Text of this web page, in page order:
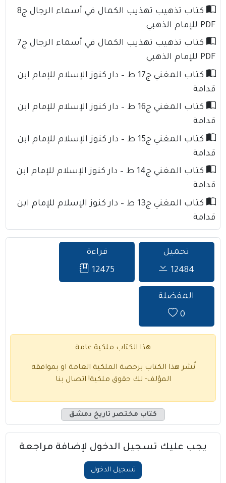
كتاب تذهيب تهذيب الكمال في أسماء الرجال ج8
PDF للإمام الذهبي
كتاب تذهيب تهذيب الكمال في أسماء الرجال ج7
PDF للإمام الذهبي
كتاب المغني ج17 ط – دار كنوز الإسلام للإمام ابن
قدامة
كتاب المغني ج16 ط – دار كنوز الإسلام للإمام ابن
قدامة
كتاب المغني ج15 ط – دار كنوز الإسلام للإمام ابن
قدامة
كتاب المغني ج14 ط – دار كنوز الإسلام للإمام ابن
قدامة
كتاب المغني ج13 ط – دار كنوز الإسلام للإمام ابن
قدامة
تحميل
12484
قراءة
12475
المفضلة
0
هذا الكتاب ملكية عامة
نُشر هذا الكتاب برخصة الملكية العامة او بموافقة
المؤلف- لك حقوق ملكية! اتصال بنا
كتاب مختصر تاريخ دمشق
يجب عليك تسجيل الدخول لإضافة مراجعة
تسجيل الدخول